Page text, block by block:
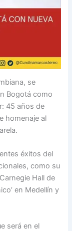
se
Bogotá como
45 años de
homenaje al
éxitos del
como su
Hall de
en Medellín y
será en el